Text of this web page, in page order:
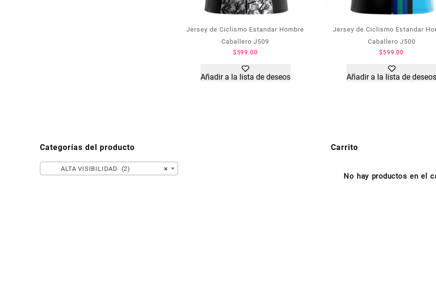
Jersey de Ciclismo Estandar Hombre
Caballero J509
$ 599.00
Añadir a la lista de deseos
Jersey de Ciclismo Estandar
Caballero J500
$ 599.00
Añadir a la lista de deseos
Categorías del producto
×
ALTA VISIBILIDAD (2)
Carrito
No hay productos en el